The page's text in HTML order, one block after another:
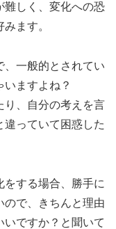
難しく、変化への恐
ます。
、一般的とされてい
ますよね？
り、自分の考えを言
違っていて困惑した
をする場合、勝手に
ので、きちんと理由
いですか？と聞いて